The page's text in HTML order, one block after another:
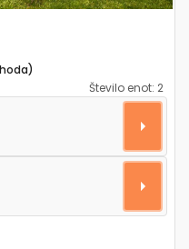
Število enot: 2
a